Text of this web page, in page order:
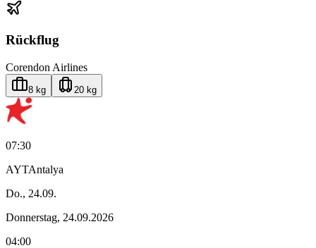
Rückflug
Corendon Airlines
8 kg 20 kg
07:30
AYTAntalya
Do., 24.09.
Donnerstag, 24.09.2026
04:00